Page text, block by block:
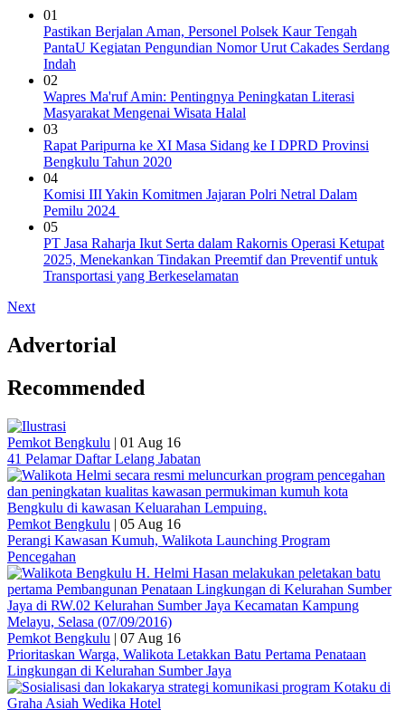
01
Pastikan Berjalan Aman, Personel Polsek Kaur Tengah
PantaU Kegiatan Pengundian Nomor Urut Cakades Serdang
Indah
02
Wapres Ma'ruf Amin: Pentingnya Peningkatan Literasi
Masyarakat Mengenai Wisata Halal
03
Rapat Paripurna ke XI Masa Sidang ke I DPRD Provinsi
Bengkulu Tahun 2020
04
Komisi III Yakin Komitmen Jajaran Polri Netral Dalam
Pemilu 2024
05
PT Jasa Raharja Ikut Serta dalam Rakornis Operasi Ketupat
2025, Menekankan Tindakan Preemtif dan Preventif untuk
Transportasi yang Berkeselamatan
Next
Advertorial
Recommended
Pemkot Bengkulu | 01 Aug 16
41 Pelamar Daftar Lelang Jabatan
Pemkot Bengkulu | 05 Aug 16
Perangi Kawasan Kumuh, Walikota Launching Program
Pencegahan
Pemkot Bengkulu | 07 Aug 16
Prioritaskan Warga, Walikota Letakkan Batu Pertama Penataan
Lingkungan di Kelurahan Sumber Jaya